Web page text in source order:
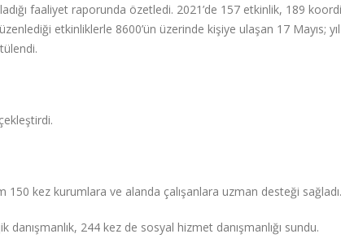
faaliyet raporunda özetledi. 2021’de 157 etkinlik, 189
etkinliklerle 8600’ün üzerinde kişiye ulaşan 17 Mayıs; yıl
kez kurumlara ve alanda çalışanlara uzman desteği sağladı.
244 kez de sosyal hizmet danışmanlığı sundu.